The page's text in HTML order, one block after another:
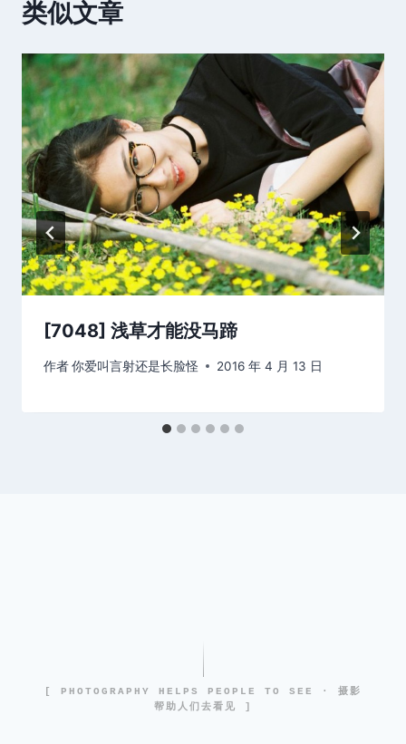
类似文章
[7048] 浅草才能没马蹄
作者你爱叫言射还是长脸怪 2016 年 4 月 13 日
[ PHOTOGRAPHY HELPS PEOPLE TO SEE · 摄影
帮助人们去看见 ]